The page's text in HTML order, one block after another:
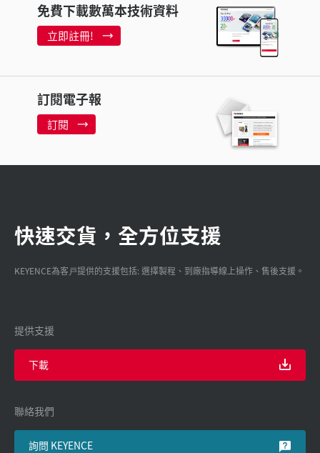
免費下載數萬本技術資料
立即註冊!
訂閱電子報
訂閱
快速交貨，全方位支援
KEYENCE為客戸提供的支援包括: 選擇製程、到廠指導線上操作、售後支援。
提供支援
下載
聯絡我們
詢問 KEYENCE